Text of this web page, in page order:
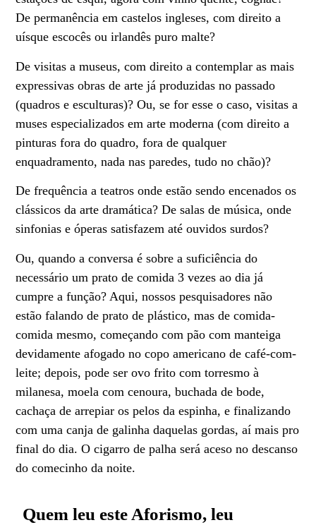
De permanência em castelos ingleses, com direito a
uísque escocês ou irlandês puro malte?
De visitas a museus, com direito a contemplar as mais
expressivas obras de arte já produzidas no passado
(quadros e esculturas)? Ou, se for esse o caso, visitas a
muses especializados em arte moderna (com direito a
pinturas fora do quadro, fora de qualquer
enquadramento, nada nas paredes, tudo no chão)?
De frequência a teatros onde estão sendo encenados os
clássicos da arte dramática? De salas de música, onde
sinfonias e óperas satisfazem até ouvidos surdos?
Ou, quando a conversa é sobre a suficiência do
necessário um prato de comida 3 vezes ao dia já
cumpre a função? Aqui, nossos pesquisadores não
estão falando de prato de plástico, mas de comida-
comida mesmo, começando com pão com manteiga
devidamente afogado no copo americano de café-com-
leite; depois, pode ser ovo frito com torresmo à
milanesa, moela com cenoura, buchada de bode,
cachaça de arrepiar os pelos da espinha, e finalizando
com uma canja de galinha daquelas gordas, aí mais pro
final do dia. O cigarro de palha será aceso no descanso
do comecinho da noite.
Quem leu este Aforismo, leu